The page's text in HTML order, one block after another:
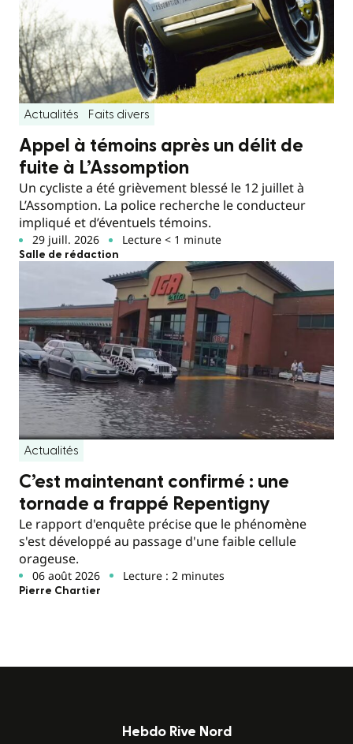
Actualités Faits divers
Appel à témoins après un délit de
fuite à L’Assomption
Un cycliste a été grièvement blessé le 12 juillet à
L’Assomption. La police recherche le conducteur
impliqué et d’éventuels témoins.
29 juill. 2026 Lecture < 1 minute
Salle de rédaction
Actualités
C’est maintenant confirmé : une
tornade a frappé Repentigny
Le rapport d'enquête précise que le phénomène
s'est développé au passage d'une faible cellule
orageuse.
06 août 2026 Lecture : 2 minutes
Pierre Chartier
Hebdo Rive Nord